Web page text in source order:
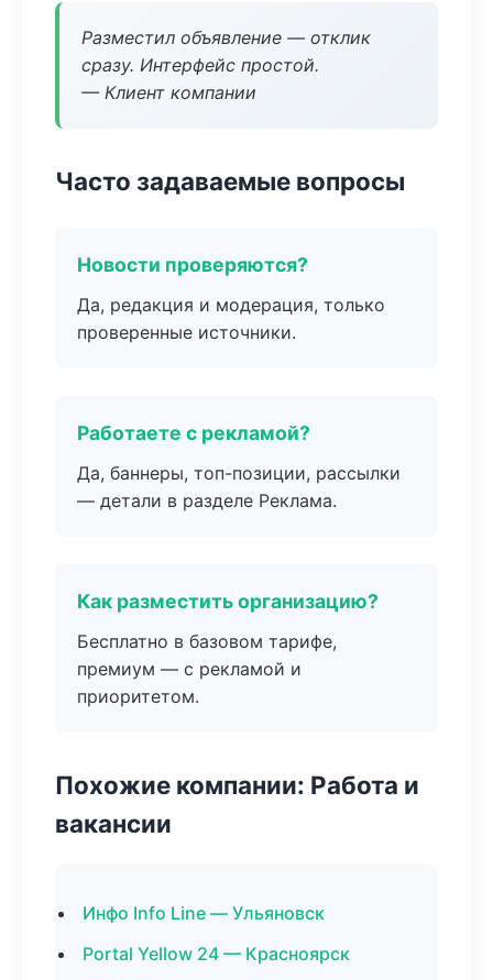
Разместил объявление — отклик
сразу. Интерфейс простой.
— Клиент компании
Часто задаваемые вопросы
Новости проверяются?
Да, редакция и модерация, только
проверенные источники.
Работаете с рекламой?
Да, баннеры, топ-позиции, рассылки
— детали в разделе Реклама.
Как разместить организацию?
Бесплатно в базовом тарифе,
премиум — с рекламой и
приоритетом.
Похожие компании: Работа и
вакансии
Инфо Info Line — Ульяновск
Portal Yellow 24 — Красноярск